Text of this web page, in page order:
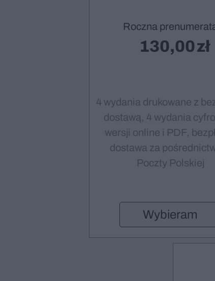
Roczna
130,00
4 wydania drukowane z
dostawą, 4 wydania
wersji online i PDF,
dostawa za
Poczty Polskiej
Wybieram